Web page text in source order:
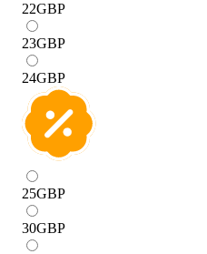
22GBP
23GBP
24GBP
25GBP
30GBP